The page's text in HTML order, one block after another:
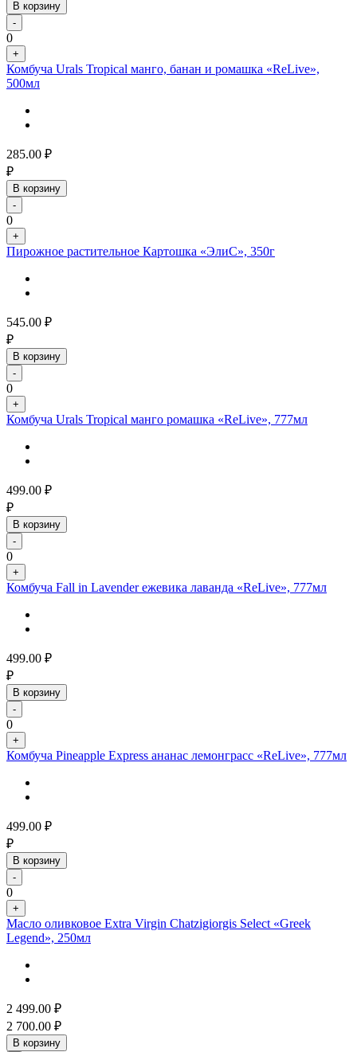
В корзину
-
0
+
Комбуча Urals Tropical манго, банан и ромашка «ReLive»,
500мл
285.00 ₽
₽
В корзину
-
0
+
Пирожное растительное Картошка «ЭлиС», 350г
545.00 ₽
₽
В корзину
-
0
+
Комбуча Urals Tropical манго ромашка «ReLive», 777мл
499.00 ₽
₽
В корзину
-
0
+
Комбуча Fall in Lavender ежевика лаванда «ReLive», 777мл
499.00 ₽
₽
В корзину
-
0
+
Комбуча Pineapple Express ананас лемонграсс «ReLive», 777мл
499.00 ₽
₽
В корзину
-
0
+
Масло оливковое Extra Virgin Chatzigiorgis Select «Greek
Legend», 250мл
2 499.00 ₽
2 700.00 ₽
В корзину